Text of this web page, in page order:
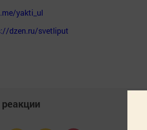
yakti_ul
dzen.ru/svetliput